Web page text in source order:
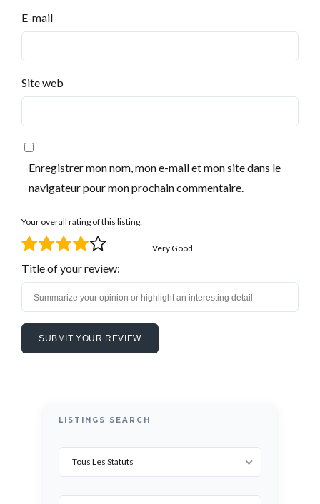
E-mail
Site web
Enregistrer mon nom, mon e-mail et mon site dans le
navigateur pour mon prochain commentaire.
Your overall rating of this listing:
Very Good
Title of your review:
LISTINGS SEARCH
Tous Les Statuts